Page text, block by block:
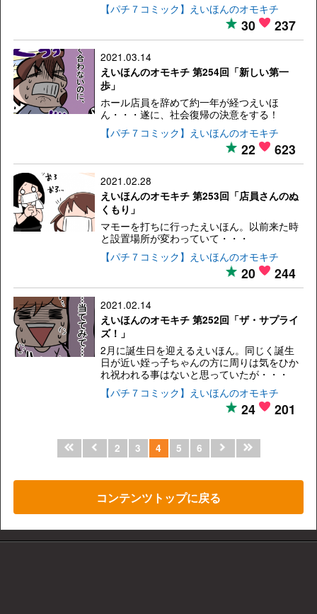
【パチ７コミック】えいほんのオモキチ
30 237
2021.03.14
えいほんのオモキチ 第254回「新しい第一
歩」
ホール店員を辞めて約一年が経つえいほ
ん・・・遂に、社会復帰の決意をする！
【パチ７コミック】えいほんのオモキチ
22 623
2021.02.28
えいほんのオモキチ 第253回「店員さんのぬ
くもり」
マモーを打ちに行ったえいほん。以前来た時
と設置場所が変わっていて・・・
【パチ７コミック】えいほんのオモキチ
20 244
2021.02.14
えいほんのオモキチ 第252回「ザ・サプライ
ズ！」
2月に誕生日を迎えるえいほん。同じく誕生
日が近い姪っ子ちゃんの方に周りは気をひか
れ祝われる事はないと思っていたが・・・
【パチ７コミック】えいほんのオモキチ
24 201
2 3 4 5 6
コンテンツトップに戻る